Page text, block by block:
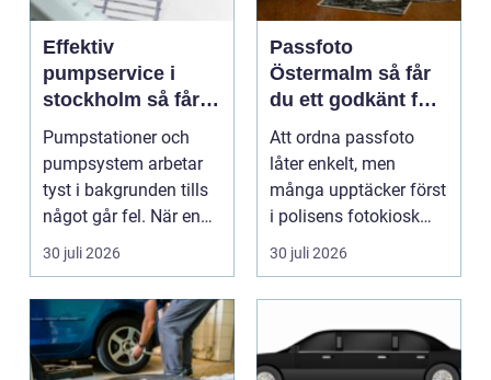
Effektiv
pumpservice i
stockholm så får
du driftsäkra
anläggningar året
runt
Pumpstationer och
pumpsystem arbetar
tyst i bakgrunden tills
något går fel. När en
pump stannar hand...
30 juli 2026
Passfoto
Östermalm så får
du ett godkänt foto
utan stress
Att ordna passfoto
låter enkelt, men
många upptäcker först
i polisens fotokiosk
eller hos fotografen...
30 juli 2026